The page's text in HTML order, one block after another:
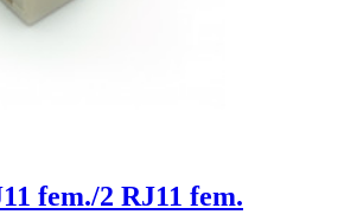
fem./2 RJ11 fem.